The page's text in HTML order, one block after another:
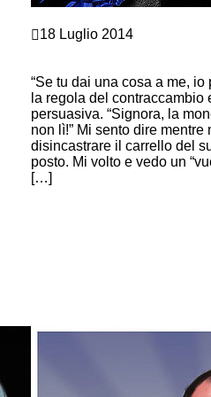
18 Luglio 2014
“Se tu dai una cosa a me, io
la regola del contraccambio
persuasiva. “Signora, la
non lì!” Mi sento dire mentre
disincastrare il carrello del
posto. Mi volto e vedo un
[…]